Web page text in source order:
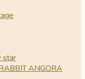
star
ANGORA